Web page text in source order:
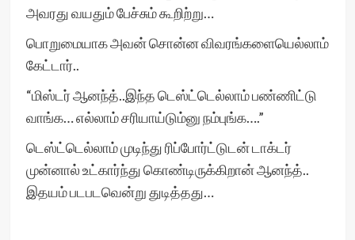
அவரது வயதும் பேச்சும் கூறிற்று…
பொறுமையாக அவன் சொன்ன விவரங்களையெல்லாம்
கேட்டார்..
“மிஸ்டர் ஆனந்த்..இந்த டெஸ்ட்டெல்லாம் பண்ணிட்டு
வாங்க… எல்லாம் சரியாய்டும்னு நம்புங்க….”
டெஸ்ட்டெல்லாம் முடிந்து ரிப்போர்ட்டுடன் டாக்டர்
முன்னால் உட்கார்ந்து கொண்டிருக்கிறான் ஆனந்த்..
இதயம் படபடவென்று துடித்தது…